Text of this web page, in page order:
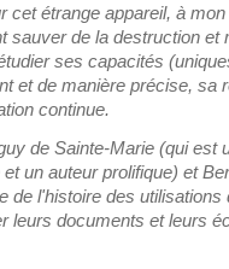
cet étrange appareil, à
sauver de la destruction et
ses capacités
et de manière précise, sa
continue.
de Sainte-Marie (qui est
un auteur prolifique) et
de l'histoire des
leurs documents et leurs